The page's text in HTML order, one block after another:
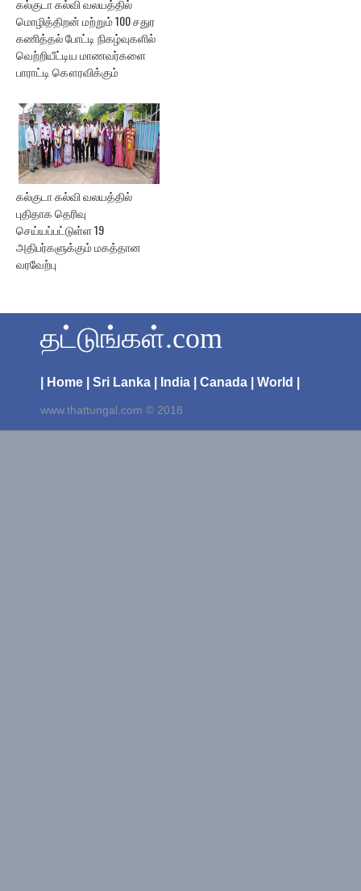
கல்குடா கல்வி வலயத்தில்
மொழித்திறன் மற்றும் 100 சதுர
கணித்தல் போட்டி நிகழ்வுகளில்
வெற்றியீட்டிய மாணவர்களை
பாராட்டி கௌரவிக்கும்
கல்குடா கல்வி வலயத்தில்
புதிதாக தெரிவு
செய்யப்பட்டுள்ள 19
அதிபர்களுக்கும் மகத்தான
வரவேற்பு
தட்டுங்கள்.com
| Home | Sri Lanka | India | Canada | World |
www.thattungal.com © 2018